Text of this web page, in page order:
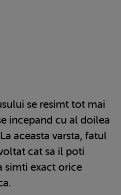
se resimt tot mai
incepand cu al doilea
aceasta varsta, fatul
cat sa il poti
simti exact orice